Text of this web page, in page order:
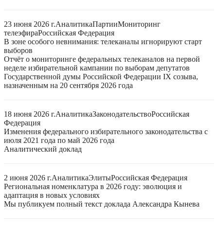
23 июня 2026 г.АналитикаПартииМониторинг
телеэфираРоссийская Федерация
В зоне особого невнимания: телеканалы игнорируют старт
выборов
Отчёт о мониторинге федеральных телеканалов на первой
неделе избирательной кампании по выборам депутатов
Государственной думы Российской Федерации IX созыва,
назначенным на 20 сентября 2026 года
18 июня 2026 г.АналитикаЗаконодательствоРоссийская
Федерация
Изменения федерального избирательного законодательства с
июля 2021 года по май 2026 года
Аналитический доклад
2 июня 2026 г.АналитикаЭлитыРоссийская Федерация
Региональная номенклатура в 2026 году: эволюция и
адаптация в новых условиях
Мы публикуем полный текст доклада Александра Кынева